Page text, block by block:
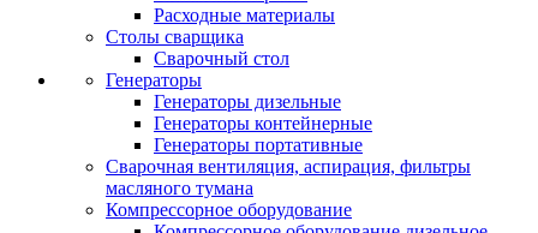
Расходные материалы
Столы сварщика
Сварочный стол
Генераторы
Генераторы дизельные
Генераторы контейнерные
Генераторы портативные
Сварочная вентиляция, аспирация, фильтры
масляного тумана
Компрессорное оборудование